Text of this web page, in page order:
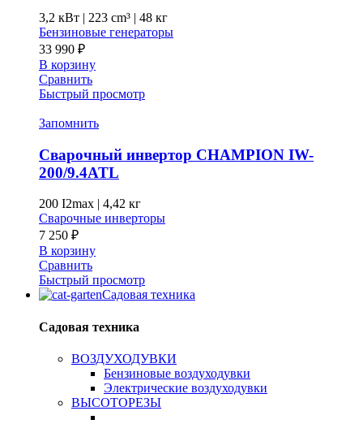
3,2 кВт | 223 cm³ | 48 кг
Бензиновые генераторы
33 990 ₽
В корзину
Сравнить
Быстрый просмотр
Запомнить
Сварочный инвертор CHAMPION IW-
200/9.4ATL
200 I2max
4,42 кг
Сварочные инверторы
7 250 ₽
В корзину
Сравнить
Быстрый просмотр
Садовая техника
Садовая техника
ВОЗДУХОДУВКИ
Бензиновые воздуходувки
Электрические воздуходувки
ВЫСОТОРЕЗЫ